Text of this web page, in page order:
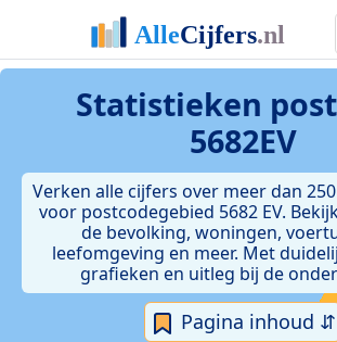
Statistieken
5682EV
Verken alle cijfers over meer dan
voor postcodegebied 5682 EV.
de bevolking, woningen,
leefomgeving en meer. Met
grafieken en uitleg bij de
Pagina inhoud ⇵